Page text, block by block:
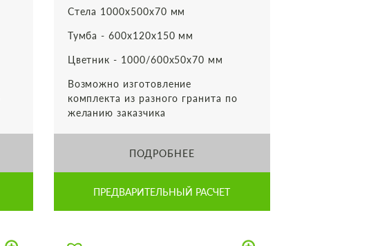
Стела 1000х500х70 мм
Тумба - 600х120х150 мм
Цветник - 1000/600х50х70 мм
Возможно изготовление
комплекта из разного гранита по
желанию заказчика
ПОДРОБНЕЕ
ПРЕДВАРИТЕЛЬНЫЙ РАСЧЕТ